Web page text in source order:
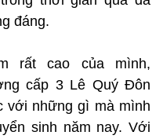
đáng.
rất cao của mình,
cấp 3 Lê Quý Đôn
với những gì mà mình
sinh năm nay. Với